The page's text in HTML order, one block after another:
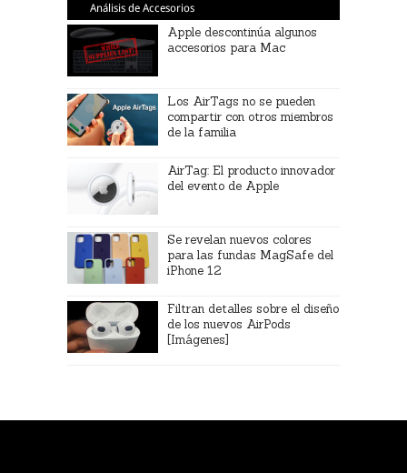
Análisis de Accesorios
Apple descontinúa algunos
accesorios para Mac
Los AirTags no se pueden
compartir con otros miembros
de la familia
AirTag: El producto innovador
del evento de Apple
Se revelan nuevos colores
para las fundas MagSafe del
iPhone 12
Filtran detalles sobre el diseño
de los nuevos AirPods
[Imágenes]